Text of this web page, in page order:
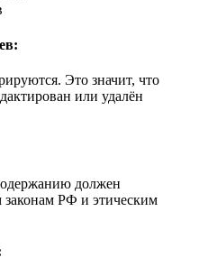
Это значит, что
или удалён
должен
законам РФ и этическим